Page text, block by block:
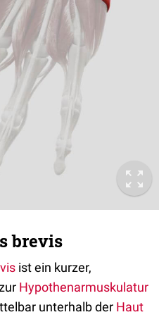
brevis
ist ein kurzer,
Hypothenarmuskulatur
unterhalb der Haut